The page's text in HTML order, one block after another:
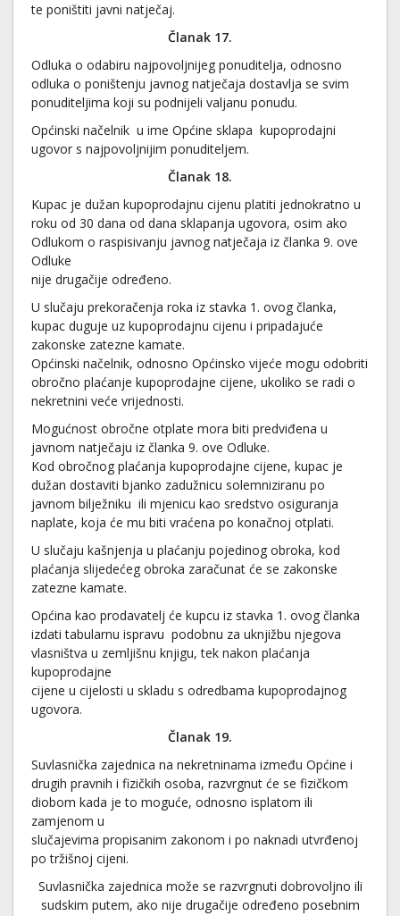
te poništiti javni natječaj.
Članak 17.
Odluka o odabiru najpovoljnijeg ponuditelja, odnosno
odluka o poništenju javnog natječaja dostavlja se svim
ponuditeljima koji su podnijeli valjanu ponudu.
Općinski načelnik u ime Općine sklapa kupoprodajni
ugovor s najpovoljnijim ponuditeljem.
Članak 18.
Kupac je dužan kupoprodajnu cijenu platiti jednokratno u
roku od 30 dana od dana sklapanja ugovora, osim ako
Odlukom o raspisivanju javnog natječaja iz članka 9. ove
Odluke
nije drugačije određeno.
U slučaju prekoračenja roka iz stavka 1. ovog članka,
kupac duguje uz kupoprodajnu cijenu i pripadajuće
zakonske zatezne kamate.
Općinski načelnik, odnosno Općinsko vijeće mogu odobriti
obročno plaćanje kupoprodajne cijene, ukoliko se radi o
nekretnini veće vrijednosti.
Mogućnost obročne otplate mora biti predviđena u
javnom natječaju iz članka 9. ove Odluke.
Kod obročnog plaćanja kupoprodajne cijene, kupac je
dužan dostaviti bjanko zadužnicu solemniziranu po
javnom bilježniku ili mjenicu kao sredstvo osiguranja
naplate, koja će mu biti vraćena po konačnoj otplati.
U slučaju kašnjenja u plaćanju pojedinog obroka, kod
plaćanja slijedećeg obroka zaračunat će se zakonske
zatezne kamate.
Općina kao prodavatelj će kupcu iz stavka 1. ovog članka
izdati tabularnu ispravu podobnu za uknjižbu njegova
vlasništva u zemljišnu knjigu, tek nakon plaćanja
kupoprodajne
cijene u cijelosti u skladu s odredbama kupoprodajnog
ugovora.
Članak 19.
Suvlasnička zajednica na nekretninama između Općine i
drugih pravnih i fizičkih osoba, razvrgnut će se fizičkom
diobom kada je to moguće, odnosno isplatom ili
zamjenom u
slučajevima propisanim zakonom i po naknadi utvrđenoj
po tržišnoj cijeni.
Suvlasnička zajednica može se razvrgnuti dobrovoljno ili
sudskim putem, ako nije drugačije određeno posebnim